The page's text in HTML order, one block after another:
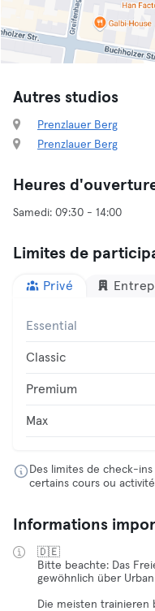
Autres studios
Prenzlauer Berg
Prenzlauer Berg
Heures
Limites de
Privé
Essential
Classic
Premium
Max
Des limites de check-
certains cours ou
Informations
🇩🇪
Bitte beachte: Das
gewöhnlich über
Die meisten trainieren